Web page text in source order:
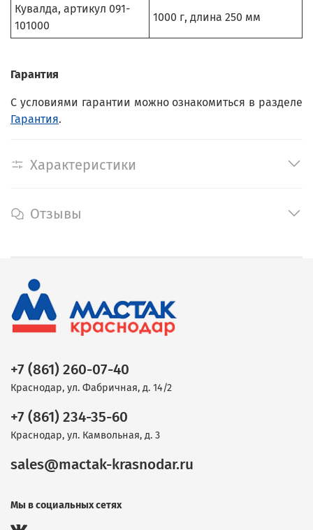
Кувалда, артикул 091-
101000
1000 г, длина 250 мм
Гарантия
С условиями гарантии можно ознакомиться в разделе
Гарантия.
Характеристики
Отзывы
+7 (861) 260-07-40
Краснодар, ул. Фабричная, д. 14/2
+7 (861) 234-35-60
Краснодар, ул. Камвольная, д. 3
sales@mactak-krasnodar.ru
Мы в социальных сетях